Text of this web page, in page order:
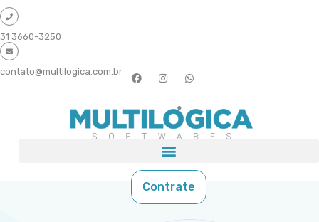
31 3660-3250
contato@multilogica.com.br
Contrate